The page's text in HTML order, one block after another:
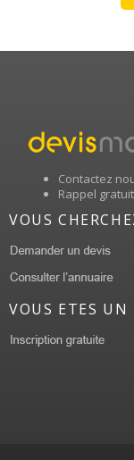
Contactez
Rappel gratuit
VOUS
VOUS ETES UN